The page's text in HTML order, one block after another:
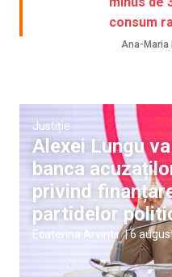
consum
Ana-Maria
Justiție
Alexei Lungu
banca
privind
partidelor
Ecaterina Arvintii |6